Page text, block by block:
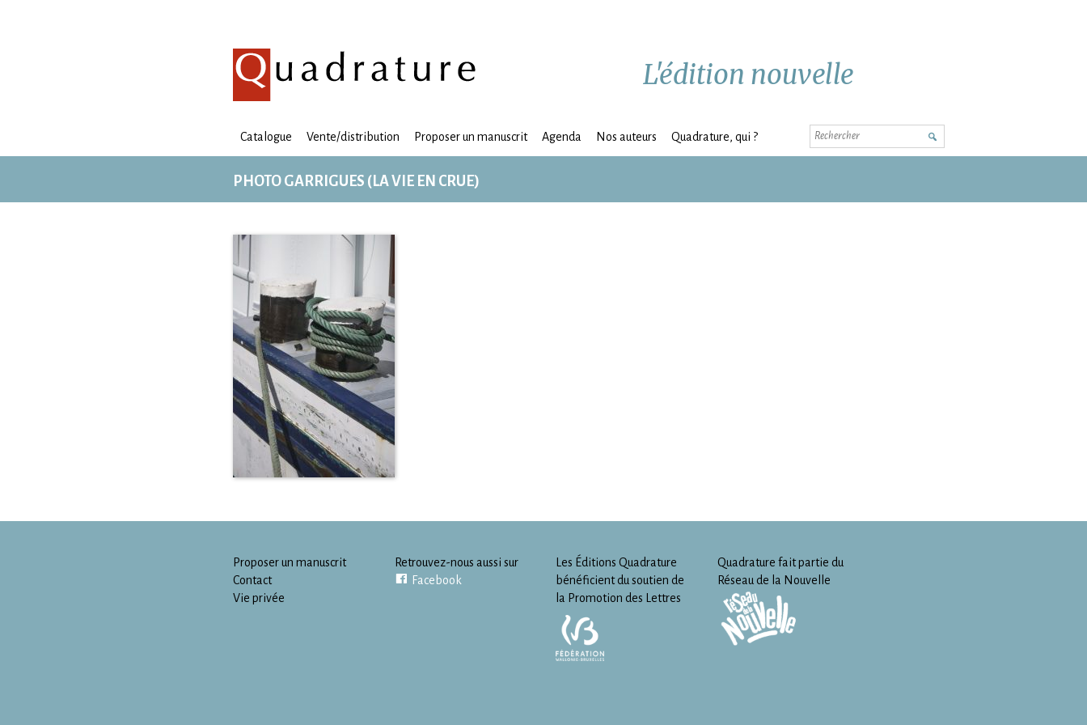
L'édition nouvelle
Rechercher
Catalogue Vente/distribution Proposer un manuscrit Agenda Nos auteurs Quadrature, qui ?
PHOTO GARRIGUES (LA VIE EN CRUE)
Proposer un manuscrit
Contact
Vie privée
Retrouvez-nous aussi sur
Facebook
Les Éditions Quadrature
bénéficient du soutien de
la Promotion des Lettres
Quadrature fait partie du
Réseau de la Nouvelle